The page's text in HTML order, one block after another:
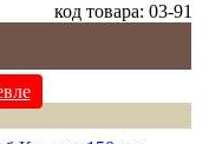
код товара: 03-91